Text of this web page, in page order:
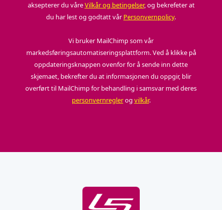
aksepterer du våreVilkår og betingelser, og bekrefeter at
du har lest og godtatt vår Personvernpolicy.
Vi bruker MailChimp som vår
markedsføringsautomatiseringsplattform. Ved å klikke på
oppdateringsknappen ovenfor for å sende inn dette
skjemaet, bekrefter du at informasjonen du oppgir, blir
overført til MailChimp for behandling i samsvar med deres
personvernreglerog vilkår.